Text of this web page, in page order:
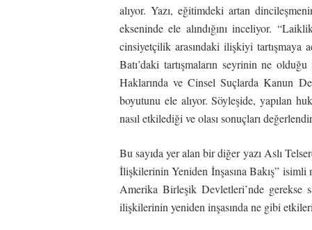
alıyor. Yazı, eğitimdeki artan
ekseninde ele alındığını inceliyor.
cinsiyetçilik arasındaki ilişkiyi tartışmaya
Batı’daki tartışmaların seyrinin ne
Haklarında ve Cinsel Suçlarda Kanun
boyutunu ele alıyor. Söyleşide, yapılan
nasıl etkilediği ve olası sonuçları
Bu sayıda yer alan bir diğer yazı Aslı
İlişkilerinin Yeniden İnşasına Bakış”
Amerika Birleşik Devletleri’nde gerekse
ilişkilerinin yeniden inşasında ne gibi